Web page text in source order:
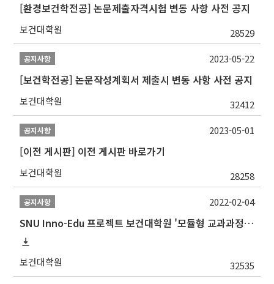
[환경보건학전공] 논문제출자격시험 변동 사항 사전 공지
보건대학원 28529
공지사항
[보건학전공] 논문작성계획서 제출시 변동 사항 사전 공지
보건대학원 32412
2023-05-22
공지사항
[이전 게시판] 이전 게시판 바로가기
보건대학원 28258
2023-05-01
공지사항
SNU Inno-Edu 프로젝트 보건대학원 '모듈형 교과과정' 안내(revised 2022/2/28)
보건대학원 32535
2022-02-04